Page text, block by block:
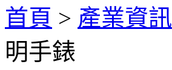
首頁 > 產業資訊
明手錶